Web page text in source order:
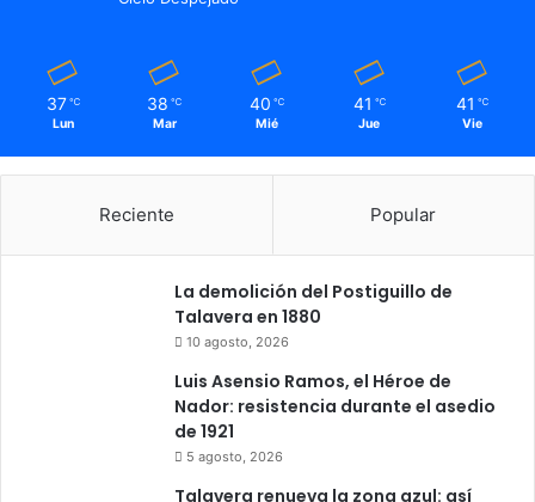
37 ℃
Lun
38 ℃
Mar
40 ℃
Mié
41 ℃
Jue
41 ℃
Vie
Reciente Popular
La demolición del Postiguillo de
Talavera en 1880
10 agosto, 2026
Luis Asensio Ramos, el Héroe de
Nador: resistencia durante el asedio
de 1921
5 agosto, 2026
Talavera renueva la zona azul: así